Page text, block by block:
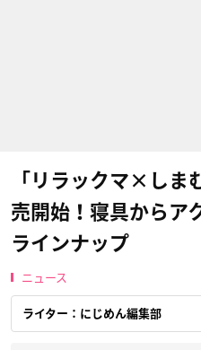
「リラックマ×しま
売開始！寝具からア
ラインナップ
ニュース
ライター：にじめん編集部